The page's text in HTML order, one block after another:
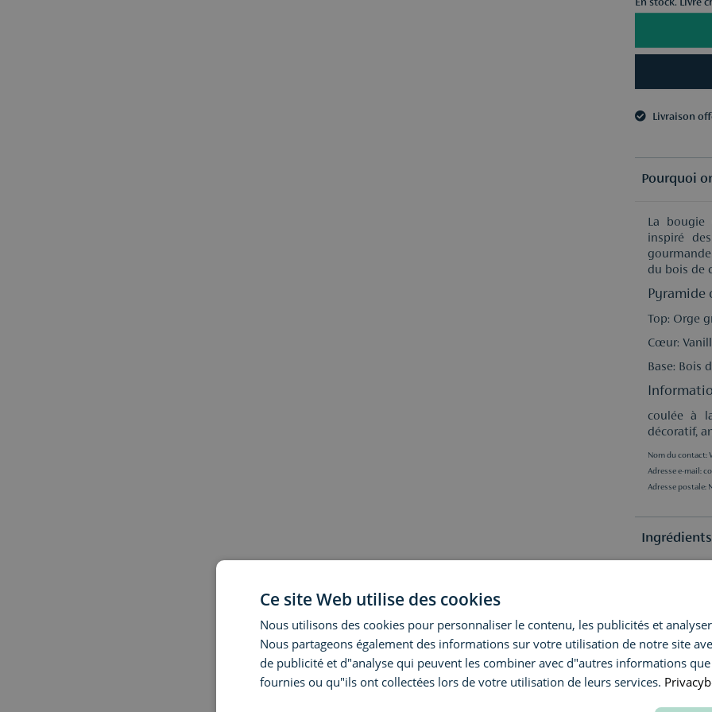
En stock. Livré
Livraison
Pourquoi
La bougie
inspiré
du bois de
Pyramide
Top: Orge
Cœur:
Base: Bois
coulée à
décoratif,
Nom du contact:
Adresse e-mail:
Adresse postale:
Ingrédients
En raison
(0)
Aucun
Questions
Avez-vous
conseil
Livraison
Ce site Web utilise des cookies
Nous utilisons des cookies pour personnaliser le contenu, les publicités et
Nous partageons également des informations sur votre utilisation de notre site
de publicité et d"analyse qui peuvent les combiner avec d"autres informations
fournies ou qu"ils ont collectées lors de votre utilisation de leurs services.